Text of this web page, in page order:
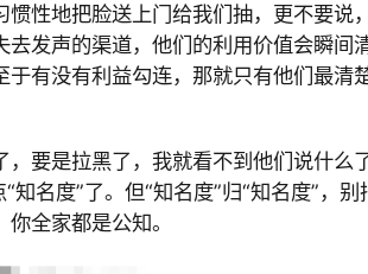
性地把脸送上门给我们抽，更不要说
发声的渠道，他们的利用价值会瞬间
有没有利益勾连，那就只有他们最清
要是拉黑了，我就看不到他们说什么
名度”了。但“知名度”归“知名度”，别
全家都是公知。